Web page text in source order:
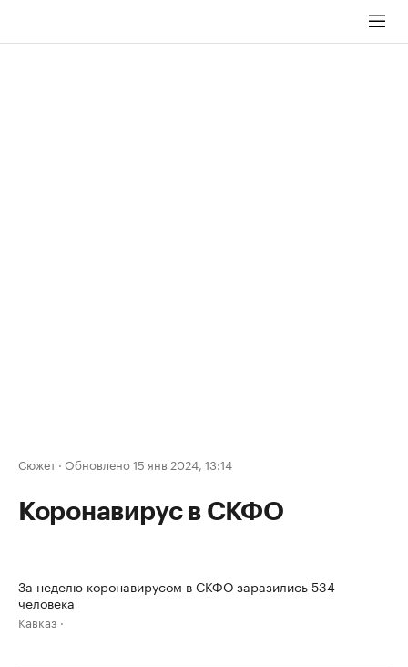
Сюжет · Обновлено 15 янв 2024, 13:14
Коронавирус в СКФО
За неделю коронавирусом в СКФО заразились 534
человека
Кавказ